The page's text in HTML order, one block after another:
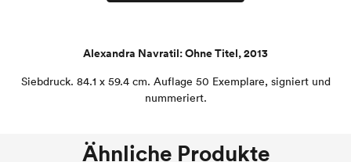
Alexandra Navratil: Ohne Titel, 2013
Siebdruck. 84.1 x 59.4 cm. Auflage 50 Exemplare, signiert und
nummeriert.
Ähnliche Produkte